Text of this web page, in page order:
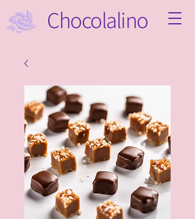
Chocolalino